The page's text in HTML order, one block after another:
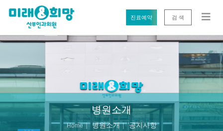
진료예약 검 색
병원소개
Home 병원소개 공지사항